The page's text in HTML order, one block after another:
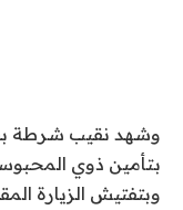
وشهد نقيب شرطة
بتأمين ذوي